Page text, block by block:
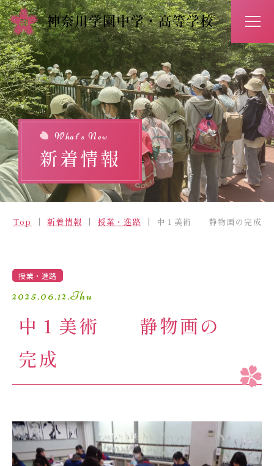
アクセス お問い合わせ
入試情報 イベント予約
Top
新着情報
学校紹介
進路・進学
入試情報
保護者の方へ アクセスマップ
What’s New
新着情報
Top 新着情報 授業・進路 中１美術 静物画の完成
授業・進路
2025.06.12.Thu
中１美術 静物画の
完成